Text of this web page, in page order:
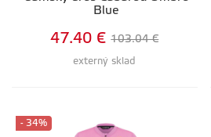
Blue
externý sklad
47.40 € 103.04 €
- 34%